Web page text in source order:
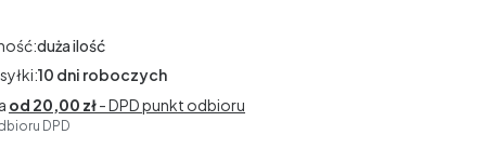
duża ilość
10 dni roboczych
od 20,00 zł- DPD punkt odbioru
DPD